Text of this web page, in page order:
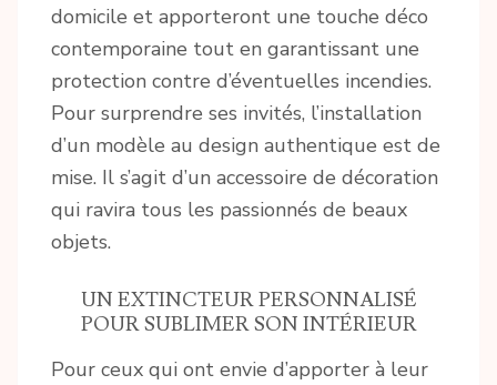
domicile et apporteront une touche déco
contemporaine tout en garantissant une
protection contre d’éventuelles incendies.
Pour surprendre ses invités, l’installation
d’un modèle au design authentique est de
mise. Il s’agit d’un accessoire de décoration
qui ravira tous les passionnés de beaux
objets.
UN EXTINCTEUR PERSONNALISÉ
POUR SUBLIMER SON INTÉRIEUR
Pour ceux qui ont envie d’apporter à leur